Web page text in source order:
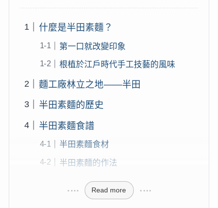
什麼是半田素麵？
第一口就改變印象
根植於江戶時代手工技藝的風味
麵工廠林立之地——半田
半田素麵的歷史
半田素麵食譜
半田素麵食材
半田素麵的作法
Read more